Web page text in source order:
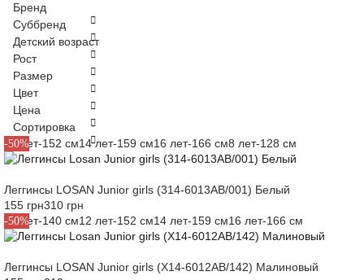
Бренд
Суббренд
Детский возраст
Рост
Размер
Цвет
Цена
Сортировка
-50%
12 лет-152 см14 лет-159 см16 лет-166 см8 лет-128 см
Леггинсы LOSAN Junior girls (314-6013AB/001) Белый
155 грн310 грн
-50%
10 лет-140 см12 лет-152 см14 лет-159 см16 лет-166 см
Леггинсы LOSAN Junior girls (X14-6012AB/142) Малиновый